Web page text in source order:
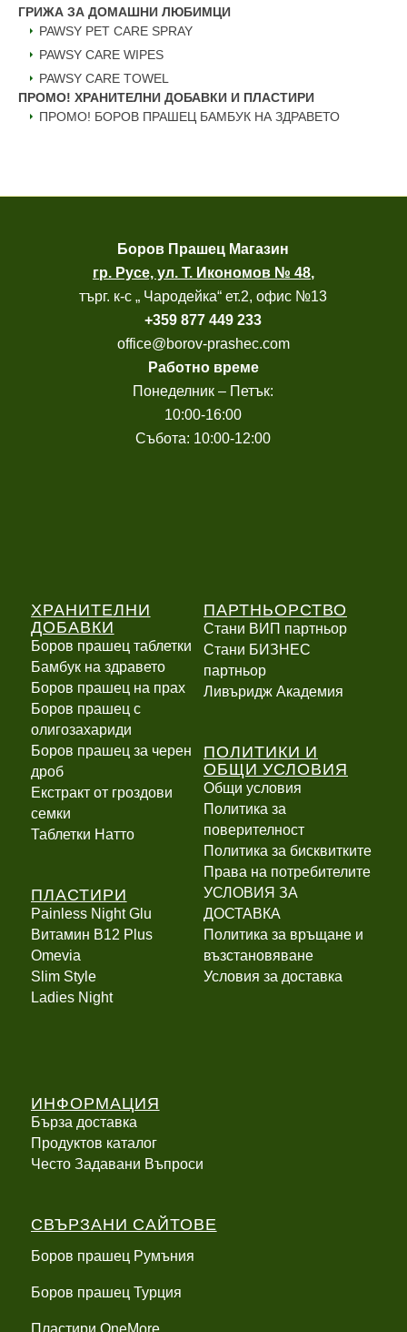
ГРИЖА ЗА ДОМАШНИ ЛЮБИМЦИ
PAWSY PET CARE SPRAY
PAWSY CARE WIPES
PAWSY CARE TOWEL
ПРОМО! ХРАНИТЕЛНИ ДОБАВКИ И ПЛАСТИРИ
ПРОМО! БОРОВ ПРАШЕЦ БАМБУК НА ЗДРАВЕТО
Боров Прашец Магазин
гр. Русе, ул. Т. Икономов № 48,
търг. к-с „ Чародейка“ ет.2, офис №13
+359 877 449 233
office@borov-prashec.com
Работно време
Понеделник – Петък:
10:00-16:00
Събота: 10:00-12:00
ХРАНИТЕЛНИ
ДОБАВКИ
Боров прашец таблетки
Бамбук на здравето
Боров прашец на прах
Боров прашец с
олигозахариди
Боров прашец за черен
дроб
Екстракт от гроздови
семки
Таблетки Натто
ПЛАСТИРИ
Painless Night Glu
Витамин B12 Plus
Оmevia
Slim Style
Ladies Night
ПАРТНЬОРСТВО
Стани ВИП партньор
Стани БИЗНЕС
партньор
Ливъридж Академия
ПОЛИТИКИ И
ОБЩИ УСЛОВИЯ
Общи условия
Политика за
поверителност
Политика за бисквитките
Права на потребителите
УСЛОВИЯ ЗА
ДОСТАВКА
Политика за връщане и
възстановяване
Условия за доставка
ИНФОРМАЦИЯ
Бърза доставка
Продуктов каталог
Често Задавани Въпроси
СВЪРЗАНИ САЙТОВЕ
Боров прашец Румъния
Боров прашец Турция
Пластири OneMore